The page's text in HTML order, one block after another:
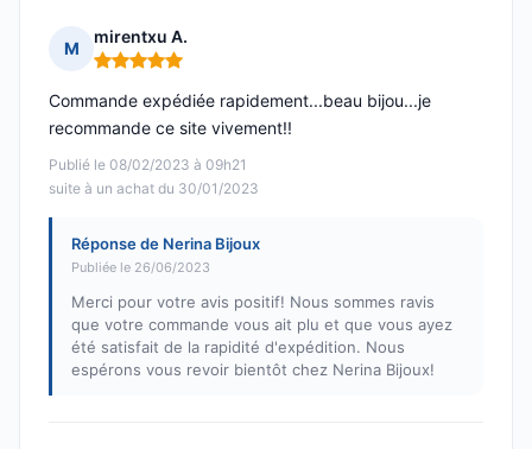
M
mirentxu A.
Note : 5 sur 5
Publié le 08/02/2023 à 09h21
suite à un achat du 30/01/2023
Commande expédiée rapidement...beau bijou...je
recommande ce site vivement!!
Réponse de Nerina Bijoux
Publiée le 26/06/2023
Merci pour votre avis positif! Nous sommes ravis
que votre commande vous ait plu et que vous ayez
été satisfait de la rapidité d'expédition. Nous
espérons vous revoir bientôt chez Nerina Bijoux!